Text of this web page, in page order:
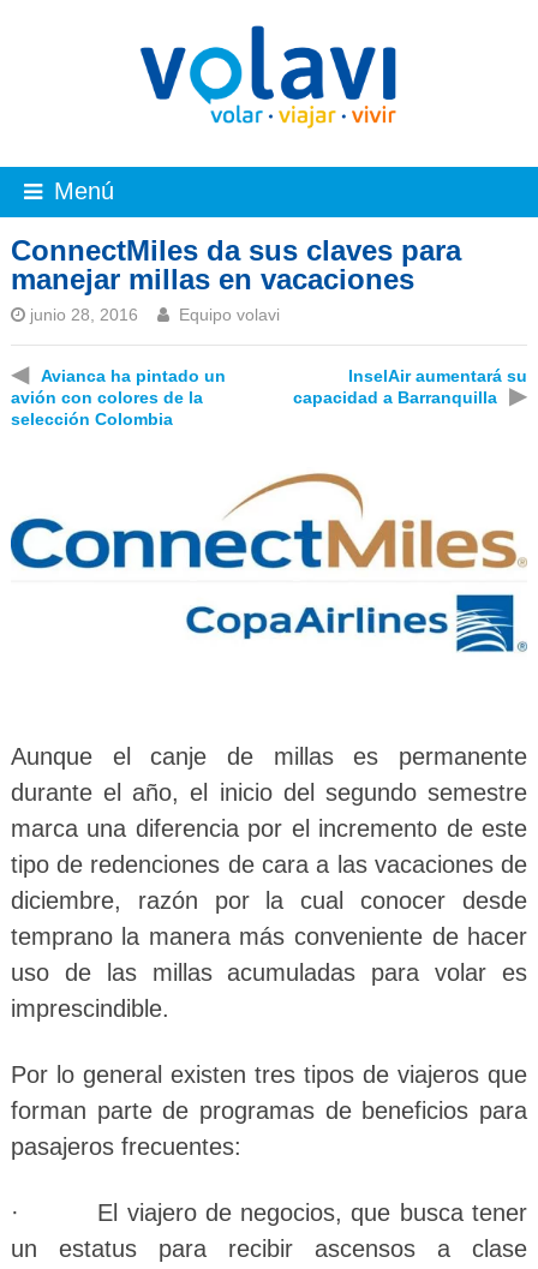
Menú
ConnectMiles da sus claves para
manejar millas en vacaciones
junio 28, 2016 Equipo volavi
◀
Avianca ha pintado un
avión con colores de la
selección Colombia
InselAir aumentará su
capacidad a Barranquilla
▶
Aunque el canje de millas es permanente
durante el año, el inicio del segundo semestre
marca una diferencia por el incremento de este
tipo de redenciones de cara a las vacaciones de
diciembre, razón por la cual conocer desde
temprano la manera más conveniente de hacer
uso de las millas acumuladas para volar es
imprescindible.
Por lo general existen tres tipos de viajeros que
forman parte de programas de beneficios para
pasajeros frecuentes:
· El viajero de negocios, que busca tener
un estatus para recibir ascensos a clase